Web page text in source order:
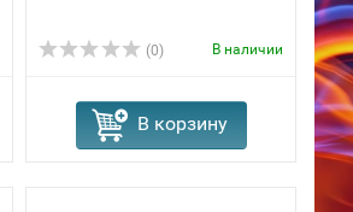
(0) В наличии
В корзину